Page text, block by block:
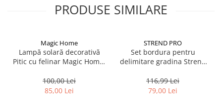
Instalatii de Craciun
Suporturi lumanari
Curatenie
Maturi, Mopuri si galeti
PRODUSE SIMILARE
Magic Home
Lampă solară decorativă
Pitic cu felinar Magic Home,
pentru grădină și curte
100,00 Lei
85,00 Lei
STREND PRO
Set bordura pentru
delimitare gradina Strend
lungime totala 4.8 m
116,99 Lei
79,00 Lei